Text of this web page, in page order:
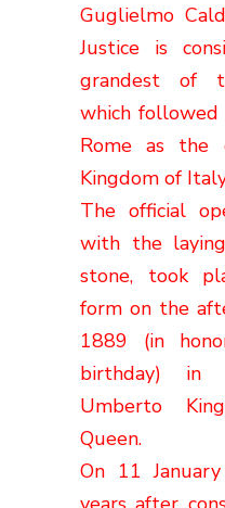
Guglielmo
Justice is
grandest of
which
Rome as
Kingdom of
The official
with the
stone, took
form on the
1889 (in
birthday) in
Umberto
Queen.
On 11